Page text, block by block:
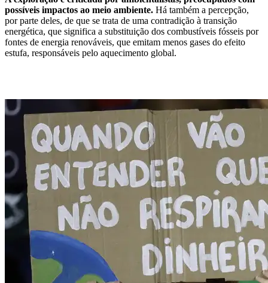
possíveis impactos ao meio ambiente. Há também a percepção,
por parte deles, de que se trata de uma contradição à transição
energética, que significa a substituição dos combustíveis fósseis por
fontes de energia renováveis, que emitam menos gases do efeito
estufa, responsáveis pelo aquecimento global.